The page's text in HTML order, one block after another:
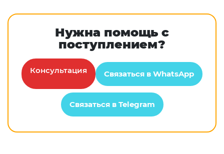
Нужна помощь с
поступлением?
Консультация Связаться в WhatsApp
Связаться в Telegram